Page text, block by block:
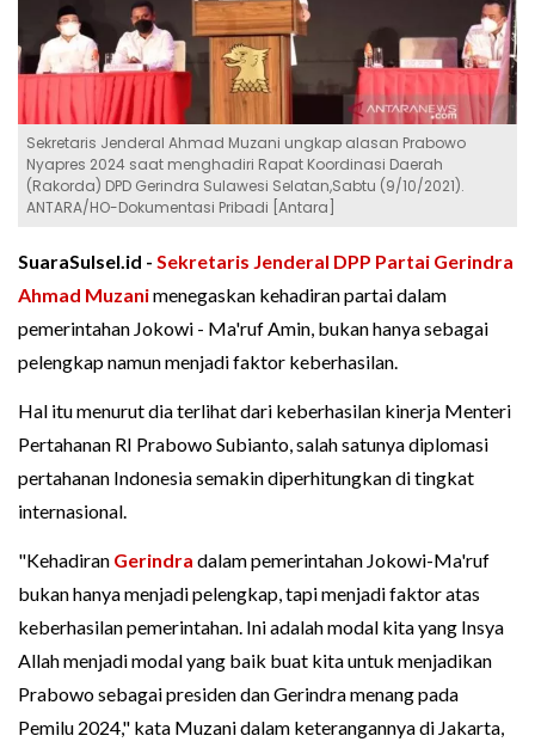
Sekretaris Jenderal Ahmad Muzani ungkap alasan Prabowo
Nyapres 2024 saat menghadiri Rapat Koordinasi Daerah
(Rakorda) DPD Gerindra Sulawesi Selatan,Sabtu (9/10/2021).
ANTARA/HO-Dokumentasi Pribadi [Antara]
SuaraSulsel.id - Sekretaris Jenderal DPP Partai Gerindra
Ahmad Muzanimenegaskan kehadiran partai dalam
pemerintahan Jokowi - Ma'ruf Amin, bukan hanya sebagai
pelengkap namun menjadi faktor keberhasilan.
Hal itu menurut dia terlihat dari keberhasilan kinerja Menteri
Pertahanan RI Prabowo Subianto, salah satunya diplomasi
pertahanan Indonesia semakin diperhitungkan di tingkat
internasional.
"Kehadiran Gerindra dalam pemerintahan Jokowi-Ma'ruf
bukan hanya menjadi pelengkap, tapi menjadi faktor atas
keberhasilan pemerintahan. Ini adalah modal kita yang Insya
Allah menjadi modal yang baik buat kita untuk menjadikan
Prabowo sebagai presiden dan Gerindra menang pada
Pemilu 2024," kata Muzani dalam keterangannya di Jakarta,